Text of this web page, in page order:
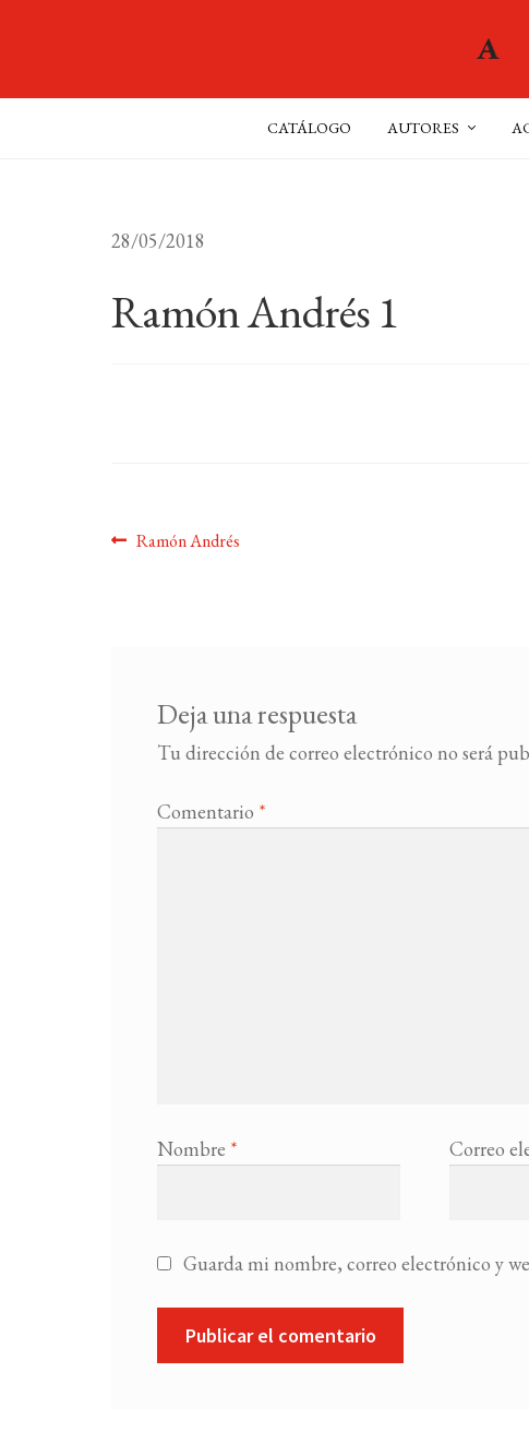
CATÁLOGO AUTORES
28/05/2018
Ramón Andrés 1
Navegación
Anterior:
Ramón Andrés
Deja una respuesta
Tu dirección de correo electrónico no será
Comentario *
Nombre * Correo
Guarda mi nombre, correo electrónico y